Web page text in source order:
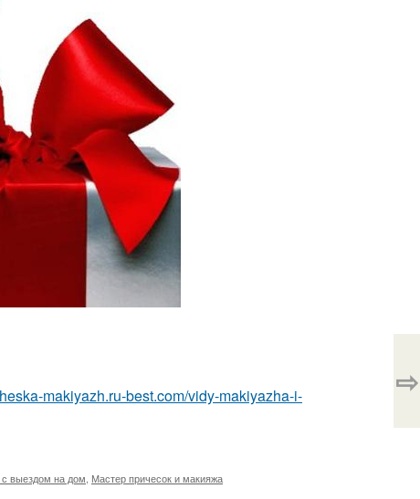
makiyazh.ru-best.com/vidy-makiyazha-i-
выездом на дом Мастер причесок и макияжа
⇨